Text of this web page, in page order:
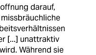
darauf,
[...] unattraktiv
Während sie